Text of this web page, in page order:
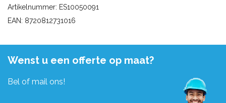
Artikelnummer: ES10050091
EAN: 8720812731016
Wenst u een offerte op maat?
Bel of mail ons!